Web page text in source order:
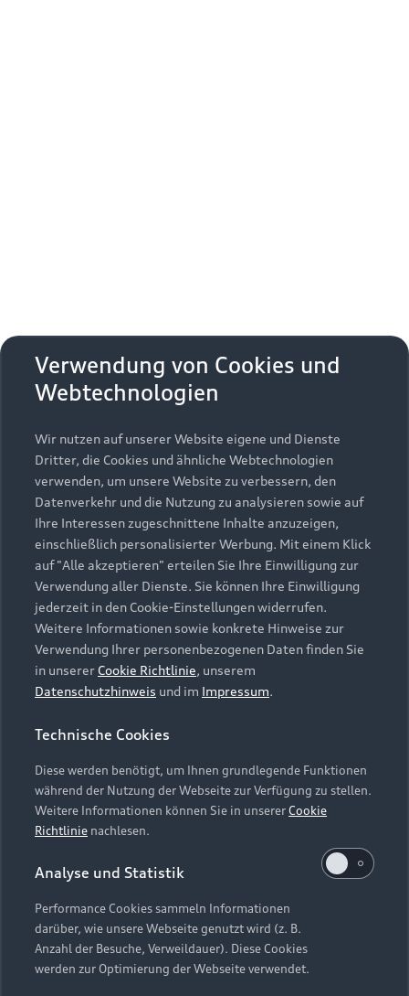
Zurück nach oben
Modelle
Alle Modelle
Modelle vergleichen
Elektromodelle
Plug-in-Hybride
Kaufen & leasen
Neuwagensuche
Gebrauchtwagensuche
Gebrauchtwagen
Finanzierung
Aktionen & Angebote
Geschäftskunden
Service & Zubehör
Saisonale Angebote
Audi Services
Garantie
Audi digital services
myAudi
Support
Kundenservice
Händlersuche
Audi Code
Online-Terminvereinbarung
Servicekontakt
Vertrag widerrufen
Über Audi
Unternehmen
Karriere
Investor Relations
Presse & Media Center
Datenschutz
Audi erleben
Newsletter
Impressum Rechtliches
Hinweisgebersystem
Datenschutzinformation
Cookie-Einstellungen
Cookie-Richtlinie
Barrierefreiheit
Hinweis: Die aktuelle Darstellung und Anordnung der
Embleme am Fahrzeug bei allen Abbildungen auf dieser
Webseite kann abweichen.
Verwendung von Cookies und
Webtechnologien
Wir nutzen auf unserer Website eigene und Dienste
Dritter, die Cookies und ähnliche Webtechnologien
verwenden, um unsere Website zu verbessern, den
Datenverkehr und die Nutzung zu analysieren sowie auf
Ihre Interessen zugeschnittene Inhalte anzuzeigen,
einschließlich personalisierter Werbung. Mit einem Klick
auf "Alle akzeptieren" erteilen Sie Ihre Einwilligung zur
Verwendung aller Dienste. Sie können Ihre Einwilligung
jederzeit in den Cookie-Einstellungen widerrufen.
Weitere Informationen sowie konkrete Hinweise zur
Verwendung Ihrer personenbezogenen Daten finden Sie
in unserer Cookie Richtlinie, unserem
Datenschutzhinweis und im Impressum.
Technische Cookies
Diese werden benötigt, um Ihnen grundlegende Funktionen
während der Nutzung der Webseite zur Verfügung zu stellen.
Weitere Informationen können Sie in unsererCookie
Richtlinie nachlesen.
Analyse und Statistik
Performance Cookies sammeln Informationen
darüber, wie unsere Webseite genutzt wird (z. B.
Anzahl der Besuche, Verweildauer). Diese Cookies
werden zur Optimierung der Webseite verwendet.